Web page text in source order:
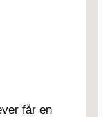
får en